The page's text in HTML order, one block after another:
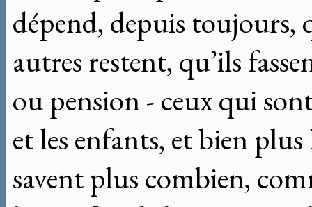
dépend, depuis toujours,
autres restent, qu’ils
ou pension - ceux qui
et les enfants, et bien
savent plus combien,